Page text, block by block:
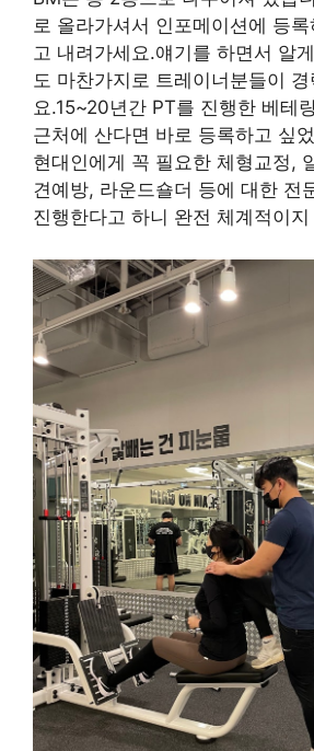
로 올라가셔서 인포메이션에 등
고 내려가세요.얘기를 하면서 알
도 마찬가지로 트레이너분들이
요.15~20년간 PT를 진행한 베테
근처에 산다면 바로 등록하고 싶
현대인에게 꼭 필요한 체형교정,
견예방, 라운드숄더 등에 대한 전
진행한다고 하니 완전 체계적이